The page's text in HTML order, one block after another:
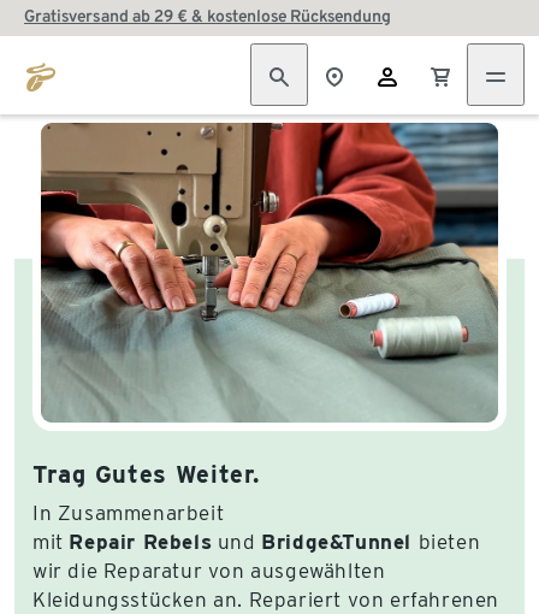
Gratisversand ab 29 € & kostenlose Rücksendung
Trag Gutes Weiter.
In Zusammenarbeit
mit Repair Rebels und Bridge&Tunnel bieten
wir die Reparatur von ausgewählten
Kleidungsstücken an. Repariert von erfahrenen